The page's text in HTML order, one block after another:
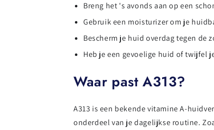
Breng het 's avonds aan op een
Gebruik een moisturizer om je
Bescherm je huid overdag tegen
Heb je een gevoelige huid of twijfel
Waar past A313?
A313 is een bekende vitamine A-
onderdeel van je dagelijkse routine.